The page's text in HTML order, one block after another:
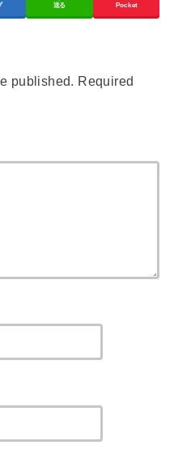
送る Pocket
published. Required